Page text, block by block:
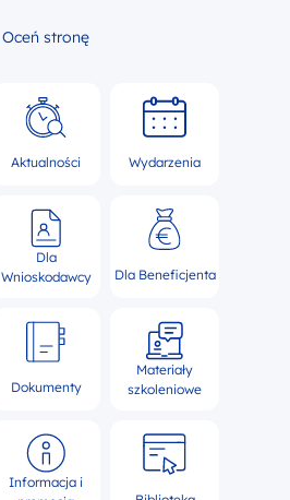
Oceń stronę
Aktualności Wydarzenia
Dla
Wnioskodawcy
Dla Beneficjenta
Dokumenty
Materiały
szkoleniowe
Informacja i